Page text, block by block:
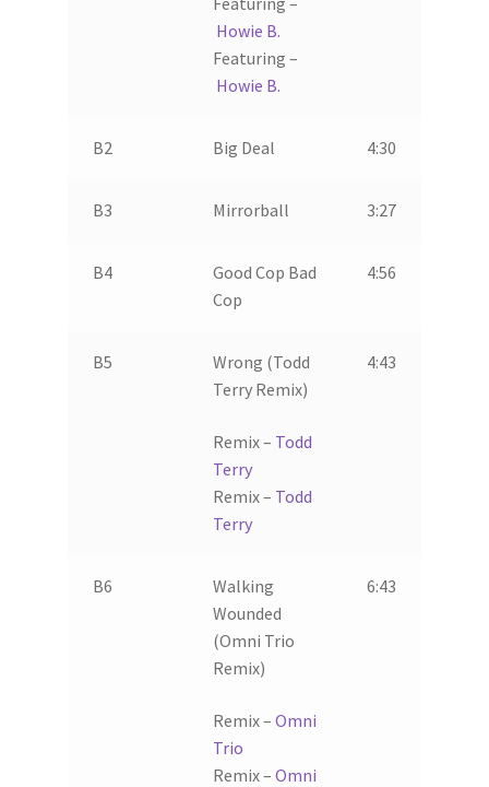
Howie B.
Featuring –
Howie B.
B2 Big Deal 4:30
B3 Mirrorball 3:27
B4
Good Cop Bad
Cop
4:56
B5
Wrong (Todd
Terry Remix)
Remix – Todd
Terry
Remix – Todd
Terry
4:43
B6
Walking
Wounded
(Omni Trio
Remix)
Remix – Omni
Trio
Remix – Omni
6:43